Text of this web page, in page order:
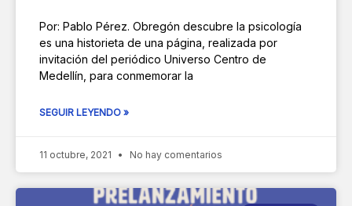
Por: Pablo Pérez. Obregón descubre la psicología
es una historieta de una página, realizada por
invitación del periódico Universo Centro de
Medellín, para conmemorar la
SEGUIR LEYENDO »
11 octubre, 2021 No hay comentarios